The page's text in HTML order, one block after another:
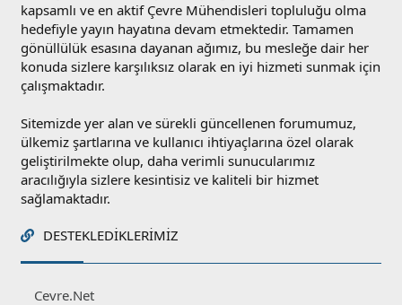
kapsamlı ve en aktif Çevre Mühendisleri topluluğu olma
hedefiyle yayın hayatına devam etmektedir. Tamamen
gönüllülük esasına dayanan ağımız, bu mesleğe dair her
konuda sizlere karşılıksız olarak en iyi hizmeti sunmak için
çalışmaktadır.
Sitemizde yer alan ve sürekli güncellenen forumumuz,
ülkemiz şartlarına ve kullanıcı ihtiyaçlarına özel olarak
geliştirilmekte olup, daha verimli sunucularımız
aracılığıyla sizlere kesintisiz ve kaliteli bir hizmet
sağlamaktadır.
DESTEKLEDIKLERIMIZ
Cevre.Net